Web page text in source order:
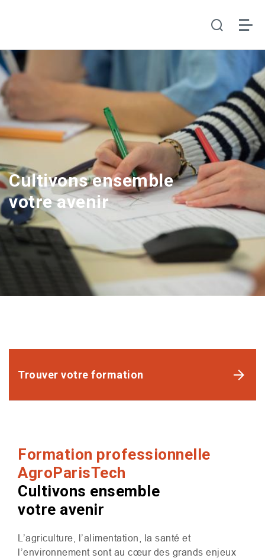
Cultivons ensemble
votre avenir
Trouver votre formation
Formation professionnelle
AgroParisTech
Cultivons ensemble
votre avenir
L’agriculture, l’alimentation, la santé et
l’environnement sont au cœur des grands enjeux